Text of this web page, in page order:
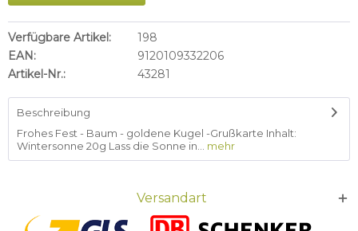
Verfügbare Artikel:
198
EAN:
9120109332206
Artikel-Nr.:
43281
Beschreibung
Frohes Fest - Baum - goldene Kugel -Grußkarte Inhalt:
Wintersonne 20g Lass die Sonne in...
mehr
Versandart